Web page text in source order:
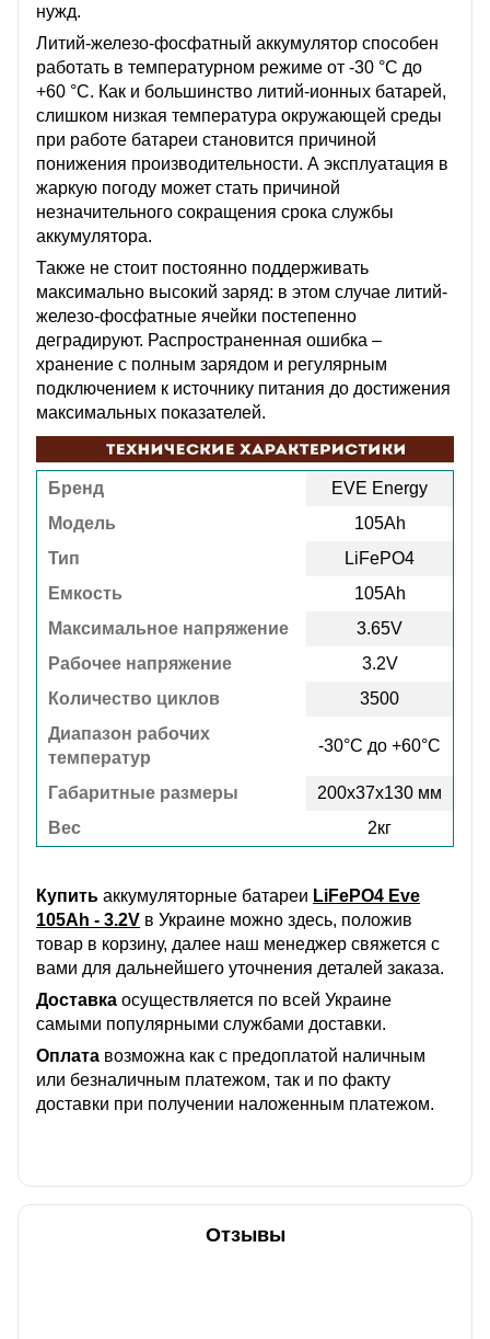
нужд.
Литий-железо-фосфатный аккумулятор способен
работать в температурном режиме от -30 °C до
+60 °C. Как и большинство литий-ионных батарей,
слишком низкая температура окружающей среды
при работе батареи становится причиной
понижения производительности. А эксплуатация в
жаркую погоду может стать причиной
незначительного сокращения срока службы
аккумулятора.
Также не стоит постоянно поддерживать
максимально высокий заряд: в этом случае литий-
железо-фосфатные ячейки постепенно
деградируют. Распространенная ошибка –
хранение с полным зарядом и регулярным
подключением к источнику питания до достижения
максимальных показателей.
Бренд
EVE Energy
Модель
105Ah
Тип
LiFePO4
Емкость
105Ah
Максимальное напряжение
3.65V
Рабочее напряжение
3.2V
Количество циклов
3500
Диапазон рабочих
температур
-30°C до +60°C
Габаритные размеры
200х37х130 мм
Вес
2кг
Купить аккумуляторные батареи LiFePO4 Eve
105Ah - 3.2V в Украине можно здесь, положив
товар в корзину, далее наш менеджер свяжется с
вами для дальнейшего уточнения деталей заказа.
Доставка осуществляется по всей Украине
самыми популярными службами доставки.
Оплата возможна как с предоплатой наличным
или безналичным платежом, так и по факту
доставки при получении наложенным платежом.
Отзывы